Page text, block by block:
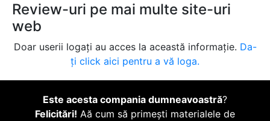
Review-uri pe mai multe site-uri
web
Doar userii logați au acces la această informație. Da-
ți click aici pentru a vă loga.
Este acesta compania dumneavoastră?
Felicitări! Aă cum să primești materialele de